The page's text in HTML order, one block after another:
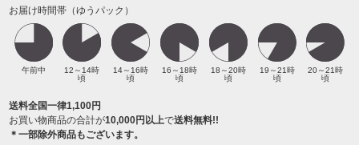
お届け時間帯（ゆうパック）
午前中
12～14時
頃
14～16時
頃
16～18時
頃
18～20時
頃
19～21時
頃
20～21時
頃
送料全国一律1,100円
お買い物商品の合計が10,000円以上で送料無料!!
＊一部除外商品もございます。